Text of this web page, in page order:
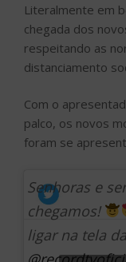
Literalmente em
chegada dos
respeitando as
distanciamento
Com o
palco, os novos
foram se
Senhoras e
chegamos!
ligar na tela da